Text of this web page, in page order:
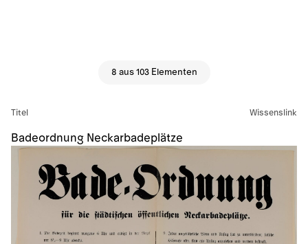
8 aus 103 Elementen
Titel Wissenslink
Badeordnung Neckarbadeplätze